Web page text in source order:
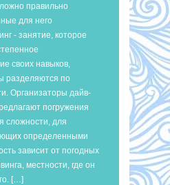
правильно
для него
- занятие, которое
своих навыков,
разделяются по
Организаторы дайв-
погружения
сложности, для
определенными
зависит от погодных
местности, где он
[…]